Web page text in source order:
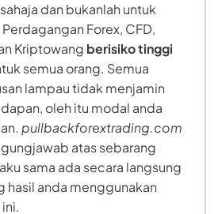
dan bukanlah untuk
Forex, CFD,
Kriptowang berisiko tinggi
semua orang. Semua
lampau tidak menjamin
oleh itu modal anda
pullbackforextrading.com
atas sebarang
sama ada secara langsung
hasil anda menggunakan